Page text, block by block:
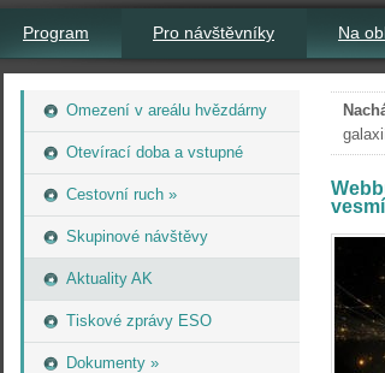
Program Pro návštěvníky Na
Omezení v areálu hvězdárny
Otevírací doba a vstupné
Cestovní ruch »
Skupinové návštěvy
Aktuality AK
Tiskové zprávy ESO
Dokumenty »